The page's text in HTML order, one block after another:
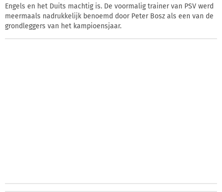
Engels en het Duits machtig is. De voormalig trainer van PSV werd
meermaals nadrukkelijk benoemd door Peter Bosz als een van de
grondleggers van het kampioensjaar.